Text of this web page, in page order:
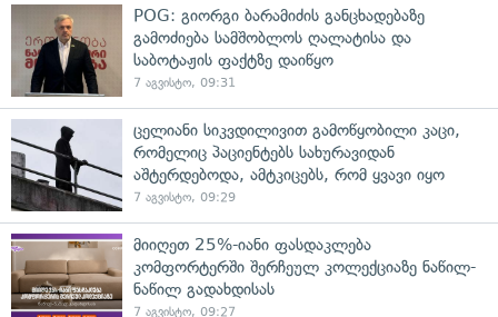
POG: გიორგი ბარამიძის განცხადებაზე
გამოძიება სამშობლოს ღალატისა და
საბოტაჟის ფაქტზე დაიწყო
7 აგვისტო, 09:31
ცელიანი სიკვდილივით გამოწყობილი კაცი,
რომელიც პაციენტებს სახურავიდან
აშტერდებოდა, ამტკიცებს, რომ ყვავი იყო
7 აგვისტო, 09:29
მიიღეთ 25%-იანი ფასდაკლება
კომფორტერში შერჩეულ კოლექციაზე ნაწილ-
ნაწილ გადახდისას
7 აგვისტო, 09:27